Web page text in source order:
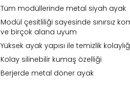
Tüm modüllerinde metal siyah ayak
Modül çesitliliği sayesinde sınırsız
ve birçok alana uyum
Yüksek ayak yapısı ile temizlik
Kolay silinebilir kumaş özelliği
Berjerde metal döner ayak